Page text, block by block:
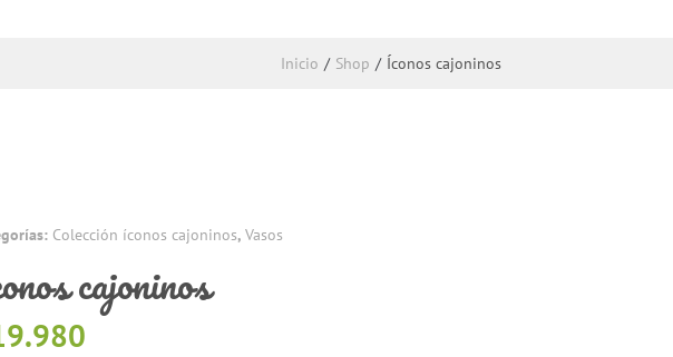
Inicio / Shop / Íconos cajoninos
Colección íconos cajoninos, Vasos
cajoninos